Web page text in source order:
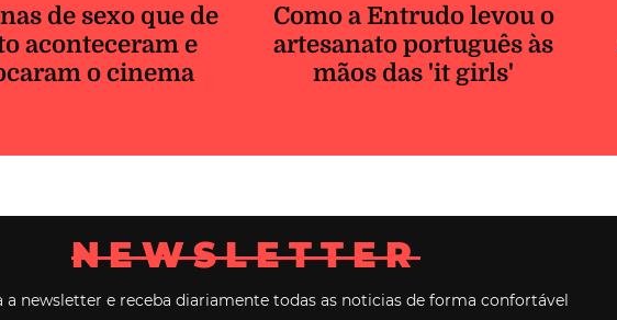
de sexo que de
aconteceram e
o cinema
Como a Entrudo levou o
artesanato português às
mãos das 'it girls'
NEWSLETTER
a newsletter e receba diariamente todas as noticias de forma confortável